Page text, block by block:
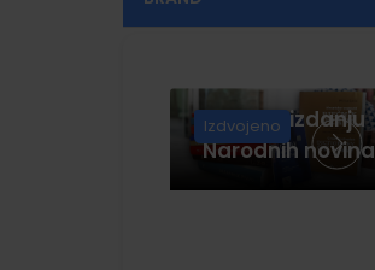
Knjige u izdanju
Narodnih novina
Izdvojeno